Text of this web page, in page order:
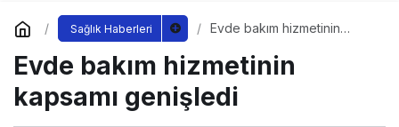
Sağlık Haberleri
Evde bakım hizmetinin
Evde bakım hizmetinin
kapsamı genişledi